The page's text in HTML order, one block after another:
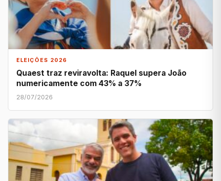
ELEIÇÕES 2026
Quaest traz reviravolta: Raquel supera João
numericamente com 43% a 37%
28/07/2026